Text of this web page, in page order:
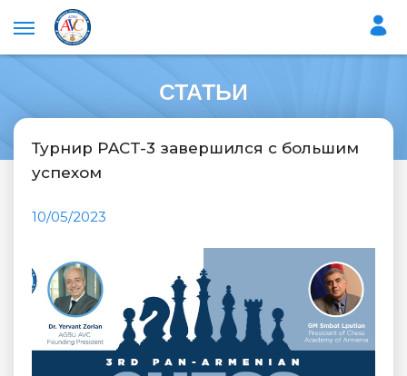
СТАТЬИ
Турнир PACT-3 завершился с большим
успехом
10/05/2023